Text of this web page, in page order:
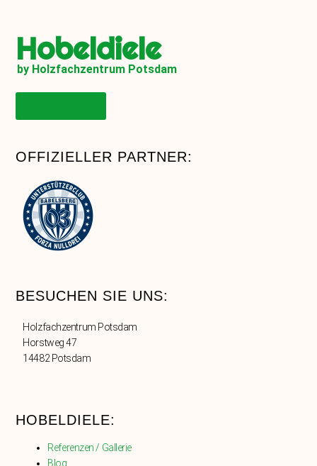
Hobeldiele
by Holzfachzentrum Potsdam
OFFIZIELLER PARTNER:
BESUCHEN SIE UNS:
Holzfachzentrum Potsdam
Horstweg 47
14482 Potsdam
HOBELDIELE:
Referenzen / Gallerie
Blog